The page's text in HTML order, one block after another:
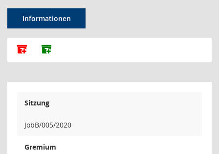
Informationen
Alle Dokumente zu dieser Sitzung zusammenfassen
Dokumente ohne Anlagen zusammenfassen
Sitzung
JobB/005/2020
Gremium